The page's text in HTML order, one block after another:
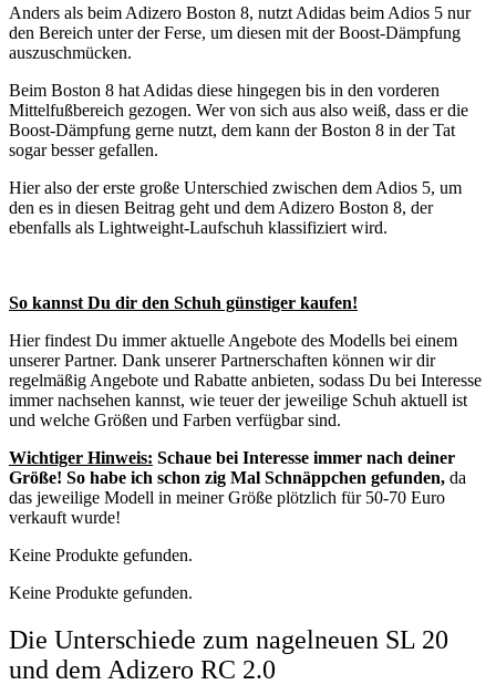
Anders als beim Adizero Boston 8, nutzt Adidas beim Adios 5 nur
den Bereich unter der Ferse, um diesen mit der Boost-Dämpfung
auszuschmücken.
Beim Boston 8 hat Adidas diese hingegen bis in den vorderen
Mittelfußbereich gezogen. Wer von sich aus also weiß, dass er die
Boost-Dämpfung gerne nutzt, dem kann der Boston 8 in der Tat
sogar besser gefallen.
Hier also der erste große Unterschied zwischen dem Adios 5, um
den es in diesen Beitrag geht und dem Adizero Boston 8, der
ebenfalls als Lightweight-Laufschuh klassifiziert wird.
So kannst Du dir den Schuh günstiger kaufen!
Hier findest Du immer aktuelle Angebote des Modells bei einem
unserer Partner. Dank unserer Partnerschaften können wir dir
regelmäßig Angebote und Rabatte anbieten, sodass Du bei Interesse
immer nachsehen kannst, wie teuer der jeweilige Schuh aktuell ist
und welche Größen und Farben verfügbar sind.
Wichtiger Hinweis: Schaue bei Interesse immer nach deiner
Größe! So habe ich schon zig Mal Schnäppchen gefunden, da
das jeweilige Modell in meiner Größe plötzlich für 50-70 Euro
verkauft wurde!
Keine Produkte gefunden.
Keine Produkte gefunden.
Die Unterschiede zum nagelneuen SL 20
und dem Adizero RC 2.0